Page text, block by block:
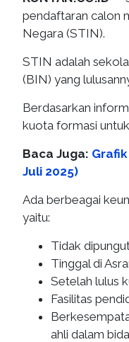
pendaftaran calon
Negara (STIN).
STIN adalah
(BIN) yang
Berdasarkan
kuota formasi
Baca Juga:
Juli 2025)
Ada berbeagai
yaitu:
Tidak
Tinggal di
Setelah lulus
Fasilitas
ahli dalam